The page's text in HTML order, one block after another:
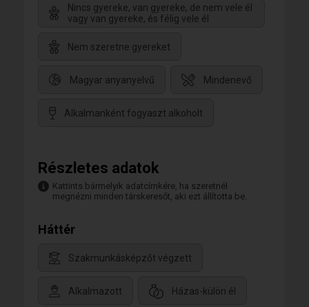
Nincs gyereke, van gyereke, de nem vele él
vagy van gyereke, és félig vele él
Nem szeretne gyereket
Magyar anyanyelvű Mindenevő
Alkalmanként fogyaszt alkoholt
Részletes adatok
Kattints bármelyik adatcímkére, ha szeretnél
megnézni minden társkeresőt, aki ezt állította be.
Háttér
Szakmunkásképzőt végzett
Alkalmazott Házas-külön él